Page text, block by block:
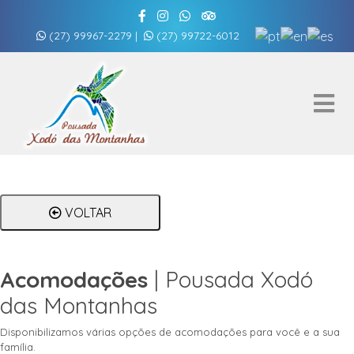
(27) 99967-2279 | (27) 99722-6012
VOLTAR
Acomodações | Pousada Xodó
das Montanhas
Disponibilizamos várias opções de acomodações para você e a sua
família.